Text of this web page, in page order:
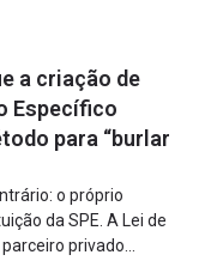
a criação de
Específico
para “burlar
o próprio
da SPE. A Lei de
privado